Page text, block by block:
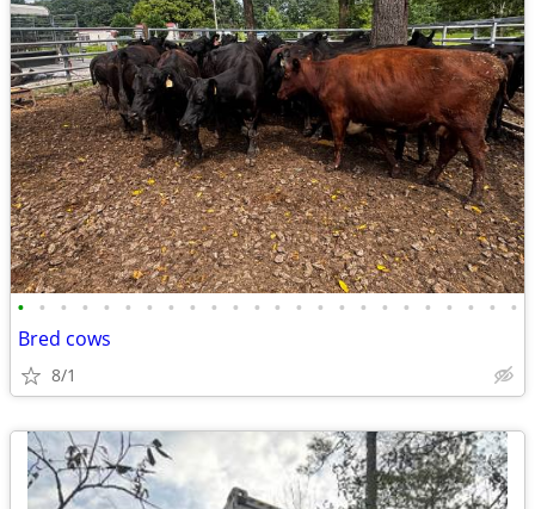
• • • • • • • • • • • • • • • • • • • • • • • •
Bred cows
8/1